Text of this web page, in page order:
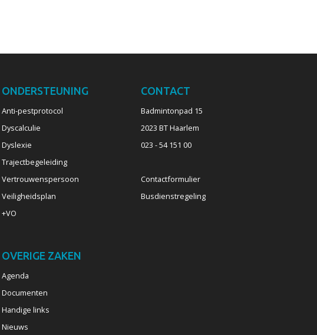
ONDERSTEUNING
Anti-pestprotocol
Dyscalculie
Dyslexie
Trajectbegeleiding
Vertrouwenspersoon
Veiligheidsplan
+VO
OVERIGE ZAKEN
Agenda
Documenten
Handige links
Nieuws
CONTACT
Badmintonpad 15
2023 BT Haarlem
023 - 54 151 00
Contactformulier
Busdienstregeling